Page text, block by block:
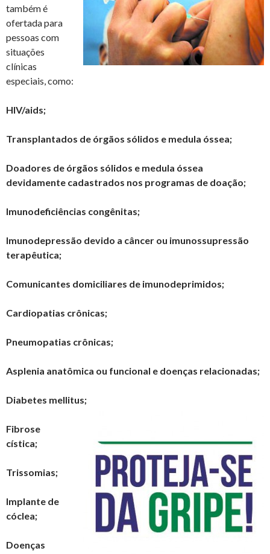
também é
ofertada para
pessoas com
situações
clínicas
especiais, como:
HIV/aids;
Transplantados de órgãos sólidos e medula óssea;
Doadores de órgãos sólidos e medula óssea
devidamente cadastrados nos programas de doação;
Imunodeficiências congênitas;
Imunodepressão devido a câncer ou imunossupressão
terapêutica;
Comunicantes domiciliares de imunodeprimidos;
Cardiopatias crônicas;
Pneumopatias crônicas;
Asplenia anatômica ou funcional e doenças relacionadas;
Diabetes mellitus;
Fibrose
cística;
Trissomias;
Implante de
cóclea;
Doenças